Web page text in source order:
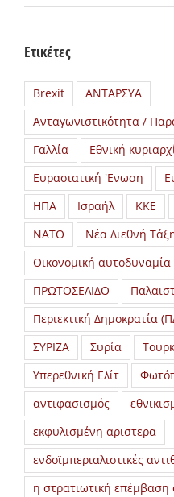
Ετικέτες
Brexit
ΑΝΤΑΡΣΥΑ
Ανταγωνιστικότητα /
Γαλλία
Εθνική
Ευρασιατική 'Ενωση
ΗΠΑ
Ισραήλ ΚΚΕ
ΝΑΤΟ
Νέα Διεθνή
Οικονομική αυτοδυναμία
ΠΡΩΤΟΣΕΛΙΔΟ
Περιεκτική Δημοκρατία
ΣΥΡΙΖΑ
Συρία
Υπερεθνική Ελίτ
αντιφασισμός
εκφυλισμένη αριστερα
ενδοϊμπεριαλιστικές
η στρατιωτική